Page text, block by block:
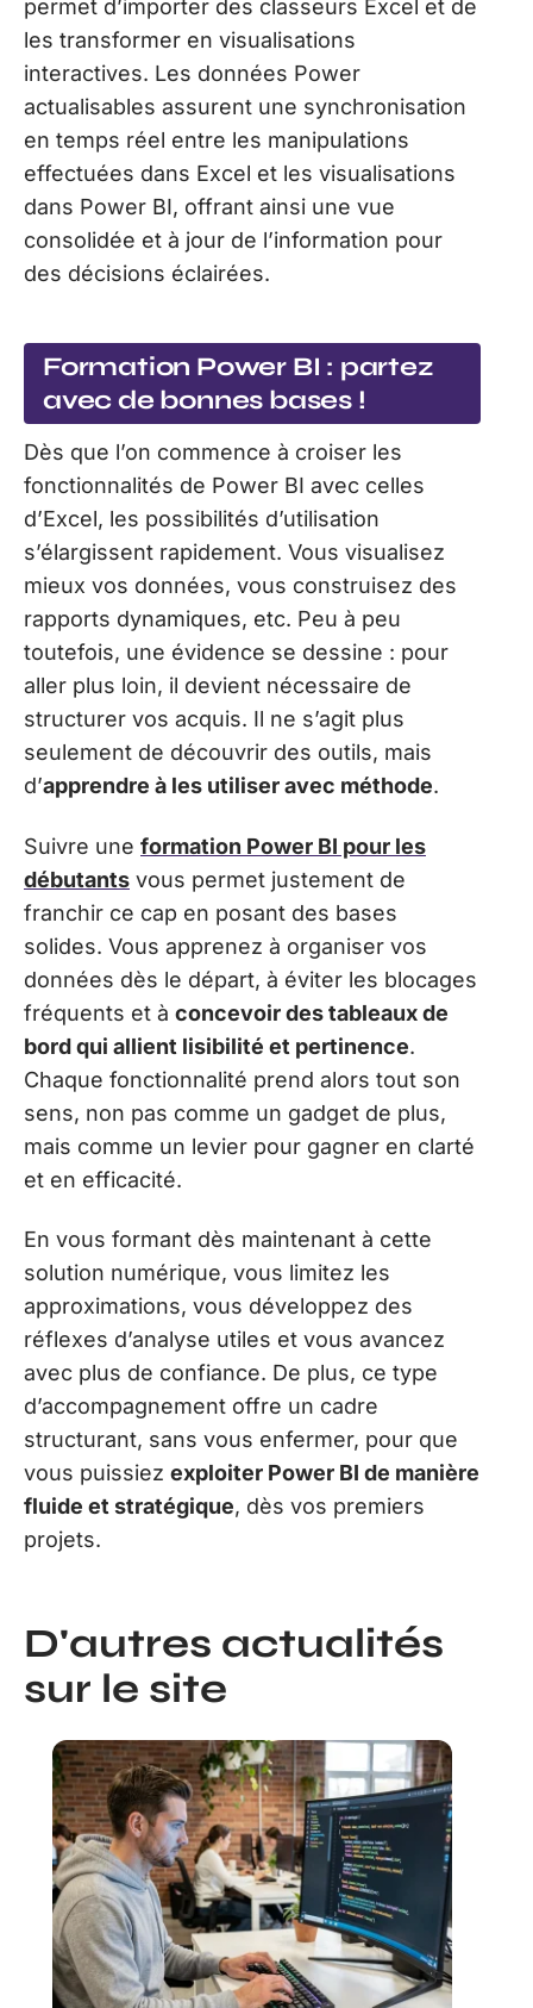
permet d’importer des classeurs Excel et de
les transformer en visualisations
interactives. Les données Power
actualisables assurent une synchronisation
en temps réel entre les manipulations
effectuées dans Excel et les visualisations
dans Power BI, offrant ainsi une vue
consolidée et à jour de l’information pour
des décisions éclairées.
Formation Power BI : partez
avec de bonnes bases !
Dès que l’on commence à croiser les
fonctionnalités de Power BI avec celles
d’Excel, les possibilités d’utilisation
s’élargissent rapidement. Vous visualisez
mieux vos données, vous construisez des
rapports dynamiques, etc. Peu à peu
toutefois, une évidence se dessine : pour
aller plus loin, il devient nécessaire de
structurer vos acquis. Il ne s’agit plus
seulement de découvrir des outils, mais
d’apprendre à les utiliser avec méthode.
Suivre une formation Power BI pour les
débutants vous permet justement de
franchir ce cap en posant des bases
solides. Vous apprenez à organiser vos
données dès le départ, à éviter les blocages
fréquents et à concevoir des tableaux de
bord qui allient lisibilité et pertinence.
Chaque fonctionnalité prend alors tout son
sens, non pas comme un gadget de plus,
mais comme un levier pour gagner en clarté
et en efficacité.
En vous formant dès maintenant à cette
solution numérique, vous limitez les
approximations, vous développez des
réflexes d’analyse utiles et vous avancez
avec plus de confiance. De plus, ce type
d’accompagnement offre un cadre
structurant, sans vous enfermer, pour que
vous puissiez exploiter Power BI de manière
fluide et stratégique, dès vos premiers
projets.
D'autres actualités
sur le site